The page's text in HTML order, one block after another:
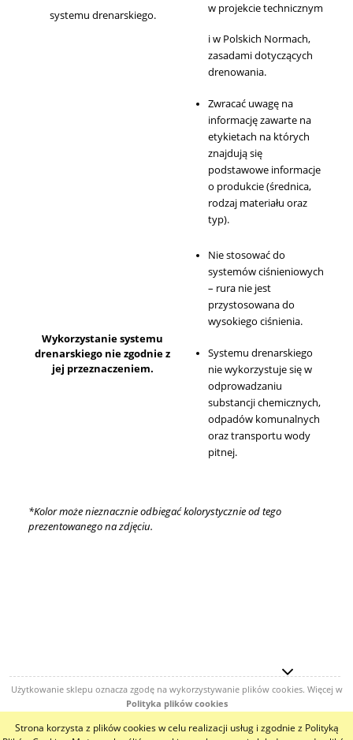
Strona korzysta z plików cookies w celu realizacji usług i zgodnie z Polityką
systemu drenarskiego.
w projekcie technicznym
i w Polskich Normach,
zasadami dotyczących
drenowania.
Zwracać uwagę na
informację zawarte na
etykietach na których
znajdują się
podstawowe informacje
o produkcie (średnica,
rodzaj materiału oraz
typ).
Wykorzystanie systemu
drenarskiego nie zgodnie z
jej przeznaczeniem.
Nie stosować do
systemów ciśnieniowych
– rura nie jest
przystosowana do
wysokiego ciśnienia.
Systemu drenarskiego
nie wykorzystuje się w
odprowadzaniu
substancji chemicznych,
odpadów komunalnych
oraz transportu wody
pitnej.
*Kolor może nieznacznie odbiegać kolorystycznie od tego
prezentowanego na zdjęciu.
Użytkowanie sklepu oznacza zgodę na wykorzystywanie plików cookies. Więcej w
Polityka plików cookies